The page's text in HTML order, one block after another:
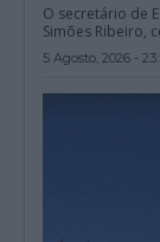
O secretário de
Simões Ribeiro,
5 Agosto, 2026 -